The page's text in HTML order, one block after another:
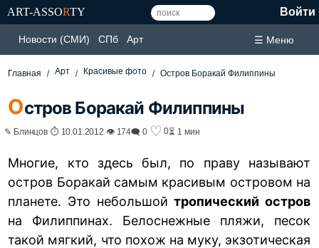
ART-ASSORTY Войти
Новости (СМИ) СПб Арт ☰ Меню
Главная Арт Красивые фото Остров Боракай Филиппины
Остров Боракай Филиппины
✎ Блинцов ⏱ 10.01.2012 👁 174🗨 0 ♡ 0⏳ 1 мин
Многие, кто здесь был, по праву называют
остров Боракай самым красивым островом на
планете. Это небольшойтропический остров
на Филиппинах. Белоснежные пляжи, песок
такой мягкий, что похож на муку, экзотическая